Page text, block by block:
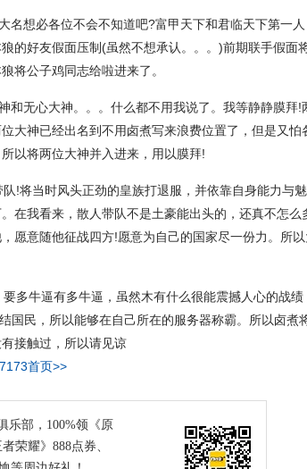
想必各位不会不知道吧?富甲天下和君临天下第一人
的好友假面压制(虽然不想承认。。。)前期联手假面
将公子鸡同志给啦进来了。
无心大神。。。什么都不用我说了。我等静静膜拜!
大神已经出名到不用卤煮写来浪费位置了，但是又怕
以将两位大神并入进来，用以膜拜!
队!将当时风头正劲的皇族打退服，并依靠自身能力与
在我看来，散人带队不是土豪能出头的，还真不怎么
愿意随他征战四方!愿意为自己的国家尽一份力。所以
要多牛逼有多牛逼，虽然木有什么很能震撼人心的战绩
国民，所以能够在自己所在的服务器称霸。所以卤煮
接触过，所以请见谅
首页>>
乐部，100%领《原
荣耀》888点券、